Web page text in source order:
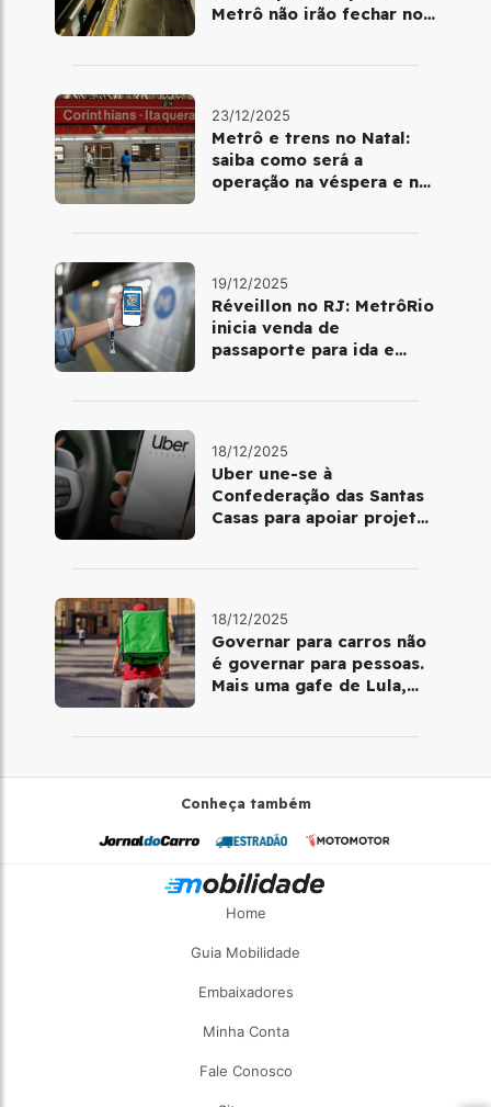
Metrô não irão fechar no
23/12/2025
Metrô e trens no Natal:
saiba como será a
operação na véspera e no
19/12/2025
Réveillon no RJ: MetrôRio
inicia venda de
passaporte para ida e
18/12/2025
Uber une-se à
Confederação das Santas
Casas para apoiar projetos
18/12/2025
Governar para carros não
é governar para pessoas.
Mais uma gafe de Lula,
Conheça também
Home
Guia Mobilidade
Embaixadores
Minha Conta
Fale Conosco